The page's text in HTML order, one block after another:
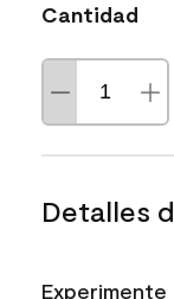
Cantidad
Detalles
Experimente